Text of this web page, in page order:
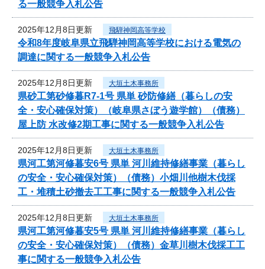
る一般競争入札公告
2025年12月8日更新 飛騨神岡高等学校
令和8年度岐阜県立飛騨神岡高等学校における電気の
調達に関する一般競争入札公告
2025年12月8日更新 大垣土木事務所
県砂工第砂修暮R7-1号 県単 砂防修繕（暮らしの安
全・安心確保対策）（岐阜県さぼう遊学館）（債務）
屋上防 水改修2期工事に関する一般競争入札公告
2025年12月8日更新 大垣土木事務所
県河工第河修暮安6号 県単 河川維持修繕事業（暮らし
の安全・安心確保対策）（債務）小畑川他樹木伐採
工・堆積土砂撤去工工事に関する一般競争入札公告
2025年12月8日更新 大垣土木事務所
県河工第河修暮安5号 県単 河川維持修繕事業（暮らし
の安全・安心確保対策）（債務）金草川樹木伐採工工
事に関する一般競争入札公告